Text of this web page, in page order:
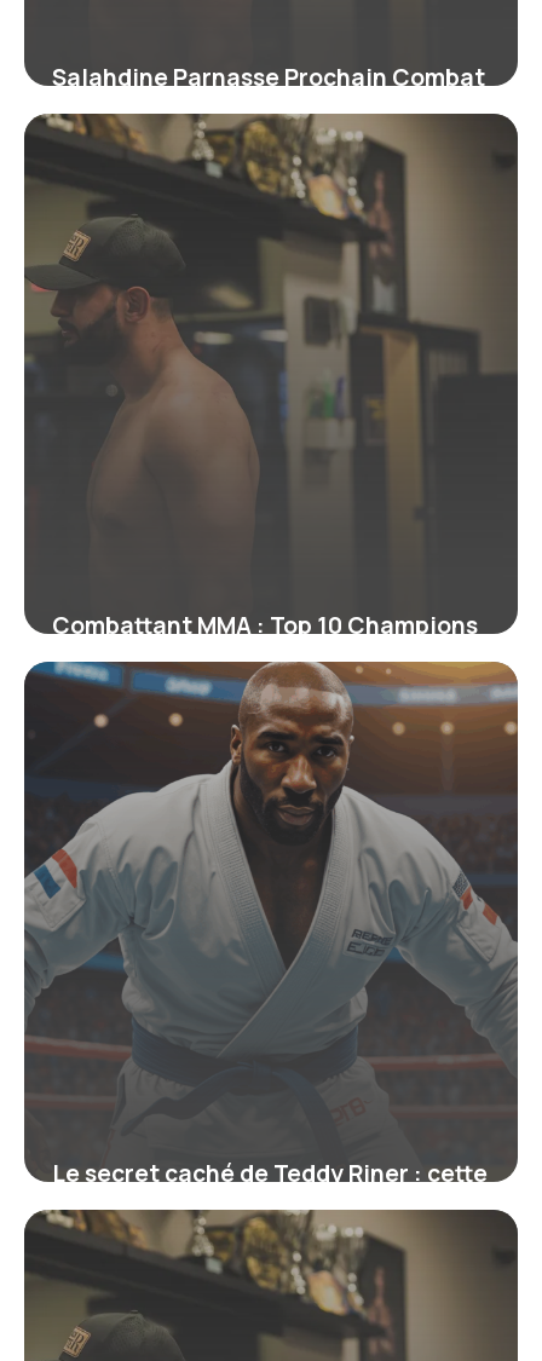
Salahdine Parnasse Prochain Combat
: Infos 2026
24 juin 2026
Combattant MMA : Top 10 Champions
Actuels 2026
Le secret caché de Teddy Riner : cette
ceinture qui symbolise bien plus
qu’un grade
19 juin 2026